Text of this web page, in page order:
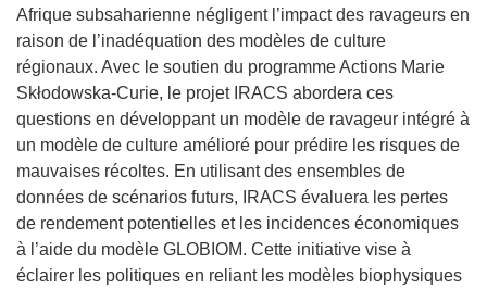
Afrique subsaharienne négligent l’impact des ravageurs en
raison de l’inadéquation des modèles de culture
régionaux. Avec le soutien du programme Actions Marie
Skłodowska-Curie, le projet IRACS abordera ces
questions en développant un modèle de ravageur intégré à
un modèle de culture amélioré pour prédire les risques de
mauvaises récoltes. En utilisant des ensembles de
données de scénarios futurs, IRACS évaluera les pertes
de rendement potentielles et les incidences économiques
à l’aide du modèle GLOBIOM. Cette initiative vise à
éclairer les politiques en reliant les modèles biophysiques